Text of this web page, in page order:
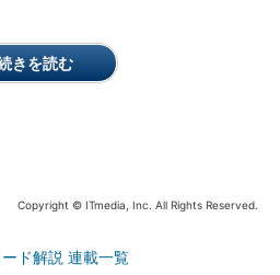
きを読む
Copyright © ITmedia, Inc. All Rights Reserved.
ド解説 連載一覧